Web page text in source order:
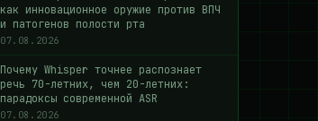
как инновационное оружие против ВПЧ
и патогенов полости рта
07.08.2026
Почему Whisper точнее распознает
речь 70-летних, чем 20-летних:
парадоксы современной ASR
07.08.2026